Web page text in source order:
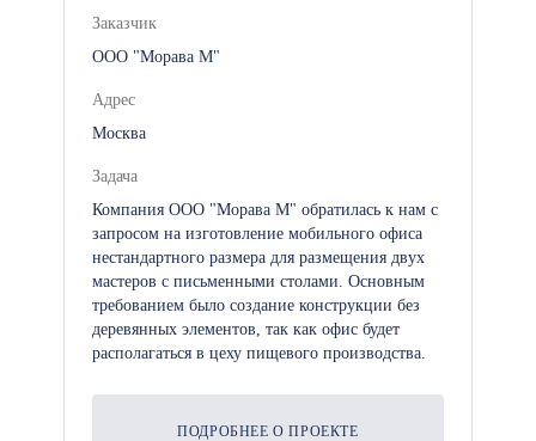
организации обогрева на объекте,
оставьте заявку, и мы подберем
проекта.
Заказчик
ООО "Морава М"
Адрес
Москва
Задача
Компания ООО "Морава М" обратилась к нам с
запросом на изготовление мобильного офиса
нестандартного размера для размещения двух
мастеров с письменными столами. Основным
требованием было создание конструкции без
деревянных элементов, так как офис будет
располагаться в цеху пищевого производства.
ПОДРОБНЕЕ О ПРОЕКТЕ